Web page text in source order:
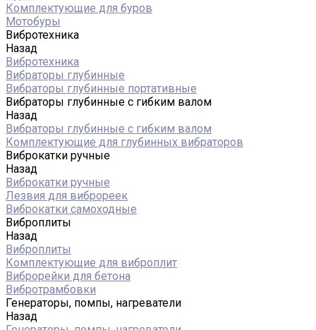
Комплектующие для буров
Мотобуры
Вибротехника
Назад
Вибротехника
Вибраторы глубинные
Вибраторы глубинные портативные
Вибраторы глубинные с гибким валом
Назад
Вибраторы глубинные с гибким валом
Комплектующие для глубинных вибраторов
Виброкатки ручные
Назад
Виброкатки ручные
Лезвия для виброреек
Виброкатки самоходные
Виброплиты
Назад
Виброплиты
Комплектующие для виброплит
Виброрейки для бетона
Вибротрамбовки
Генераторы, помпы, нагреватели
Назад